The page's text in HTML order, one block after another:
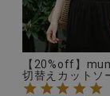
CONTENTS
特集
ご利用ガイド
【20%off】
切替えカットソ